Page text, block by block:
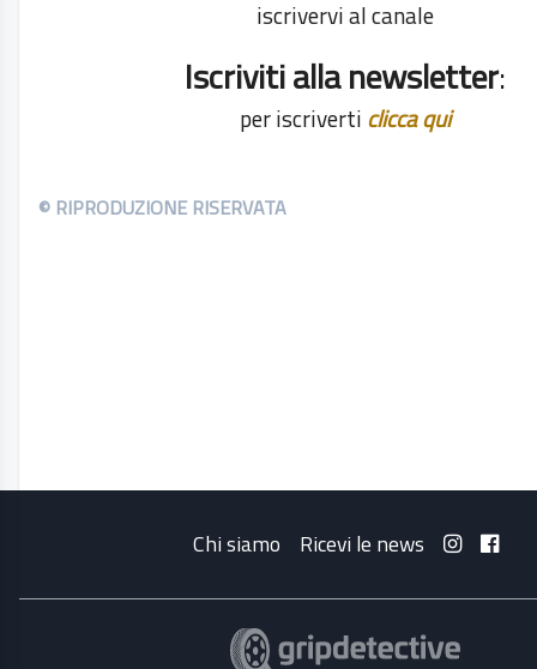
iscrivervi al canale
Iscriviti alla newsletter:
per iscriverti clicca qui
© RIPRODUZIONE RISERVATA
Chi siamo Ricevi le news